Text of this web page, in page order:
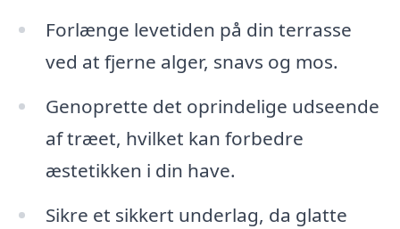
Forlænge levetiden på din terrasse
ved at fjerne alger, snavs og mos.
Genoprette det oprindelige udseende
af træet, hvilket kan forbedre
æstetikken i din have.
Sikre et sikkert underlag, da glatte